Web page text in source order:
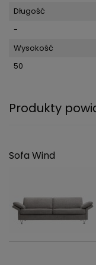
Długość
-
Wysokość
50
Produkty
Sofa Wind